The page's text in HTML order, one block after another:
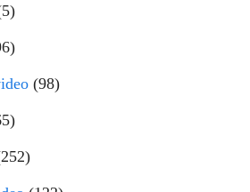
(98)